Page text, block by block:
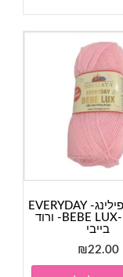
חוט אנטיפילינג- EVERYDAY
BEBE LUX- 70404- ורוד
בייבי
₪22.00